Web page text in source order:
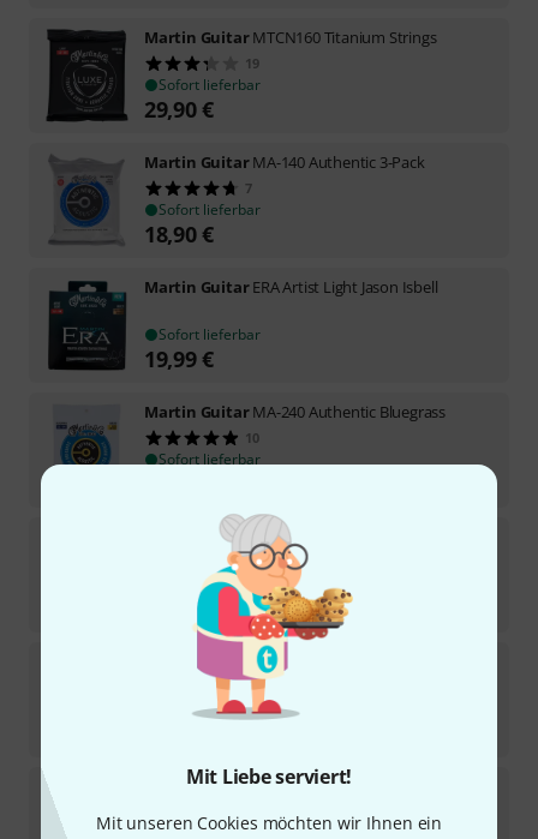
Mit Liebe serviert!
Mit unseren Cookies möchten wir Ihnen ein
Martin GuitarMTCN160 Titanium Strings
19
Sofort lieferbar
29,90€
Martin GuitarMA-140 Authentic 3-Pack
7
Sofort lieferbar
18,90€
Martin GuitarERA Artist Light Jason Isbell
Sofort lieferbar
19,99€
Martin GuitarMA-240 Authentic Bluegrass
10
Sofort lieferbar
Martin Guitar Darco D220 Acoustic 12-54
7
Sofort lieferbar
€
Darco D520 Acoustic 12-54
11
Sofort lieferbar
Martin GuitarKovar MK12FX Flexcore light
Sofort lieferbar